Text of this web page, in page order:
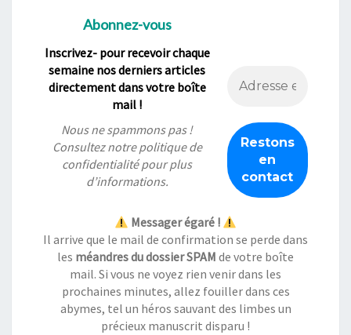
Abonnez-vous
Inscrivez- pour recevoir chaque
semaine nos derniers articles
directement dans votre boîte
mail !
Nous ne spammons pas !
Consultez notrepolitique de
confidentialitépour plus
d’informations.
Messager égaré !
Il arrive que le mail de confirmation se perde dans
les méandres du dossier SPAM de votre boîte
mail. Si vous ne voyez rien venir dans les
prochaines minutes, allez fouiller dans ces
abymes, tel un héros sauvant des limbes un
précieux manuscrit disparu !